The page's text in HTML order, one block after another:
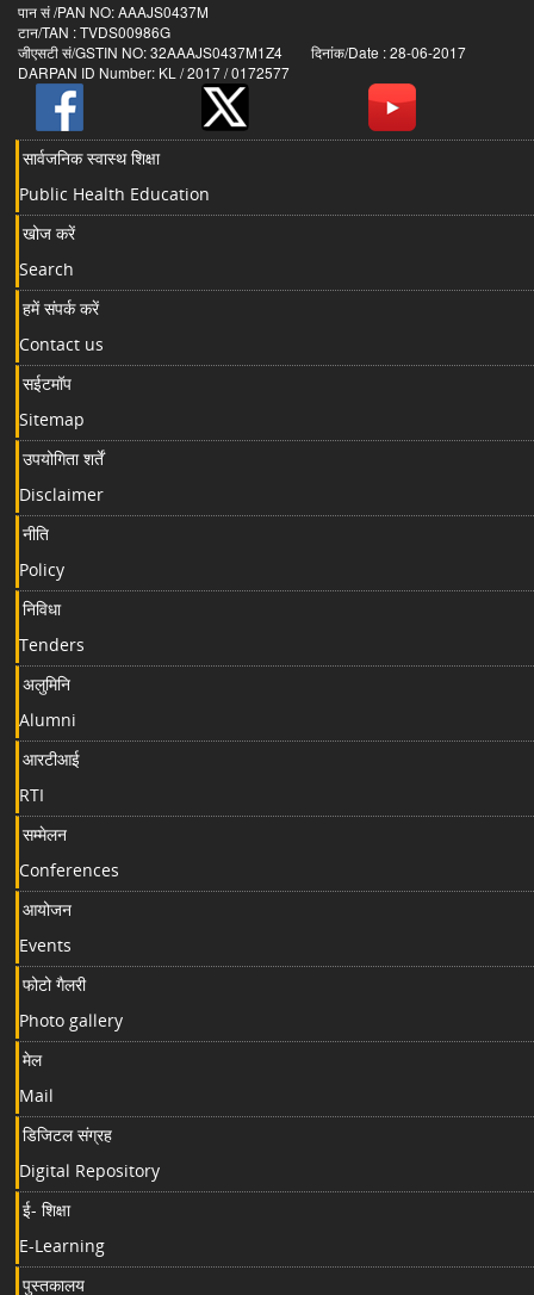
पान सं /PAN NO: AAAJS0437M
टान/TAN : TVDS00986G
जीएसटी सं/GSTIN NO: 32AAAJS0437M1Z4 दिनांक/Date : 28-06-2017
DARPAN ID Number: KL / 2017 / 0172577
सार्वजनिक स्वास्थ शिक्षा
Public Health Education
खोज करें
Search
हमें संपर्क करें
Contact us
सईटमॉप
Sitemap
उपयोगिता शर्तें
Disclaimer
नीति
Policy
निविधा
Tenders
अलुमिनि
Alumni
आरटीआई
RTI
सम्मेलन
Conferences
आयोजन
Events
फोटो गैलरी
Photo gallery
मेल
Mail
डिजिटल संग्रह
Digital Repository
ई- शिक्षा
E-Learning
पुस्तकालय